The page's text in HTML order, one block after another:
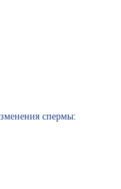
спермы: